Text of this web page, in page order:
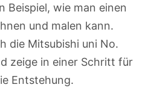
Beispiel, wie man einen
und malen kann.
die Mitsubishi uni No.
zeige in einer Schritt für
Entstehung.